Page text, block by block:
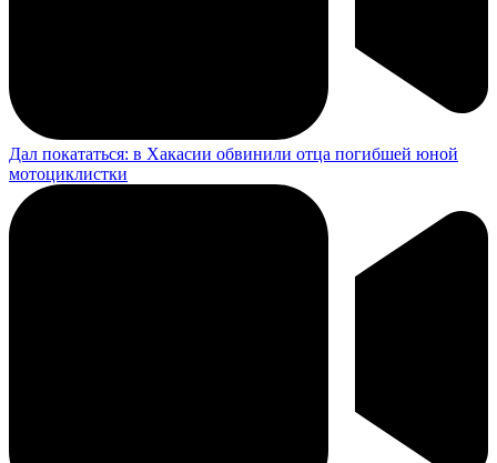
Дал покататься: в Хакасии обвинили отца погибшей юной
мотоциклистки